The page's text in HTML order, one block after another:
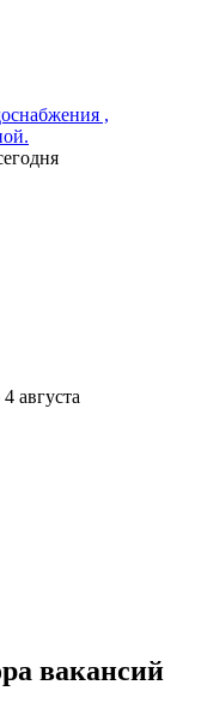
,
4 августа
вакансий